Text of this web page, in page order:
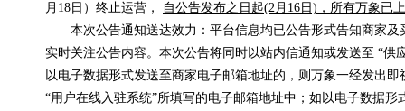
月18日）终止运营，
自公告发布之日起(2月16日)，所有万象已
本次公告通知送达效力：平台信息均已公告形式告知商家
实时关注公告内容。本次公告将同时以站内信通知或发送至 “供
以电子数据形式发送至商家电子邮箱地址的，则万象一经发出
“用户在线入驻系统”所填写的电子邮箱地址中；如以电子数据
手机在网时长
0.3元/次
在线支付信息补单
0.1元/次